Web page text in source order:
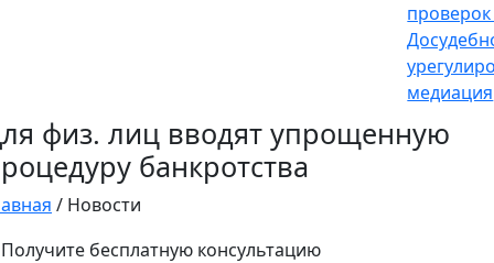
медиация
физ. лиц вводят упрощенную
банкротства
/ Новости
Получите бесплатную консультацию